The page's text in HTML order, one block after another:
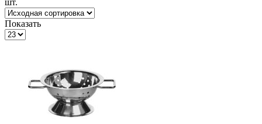
Показать